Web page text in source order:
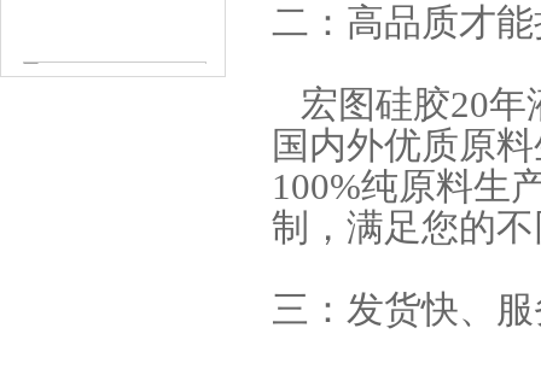
二：高品质才
宏图硅胶20年
国内外优质原
100%纯原料生
制，满足您的
三：发货快、